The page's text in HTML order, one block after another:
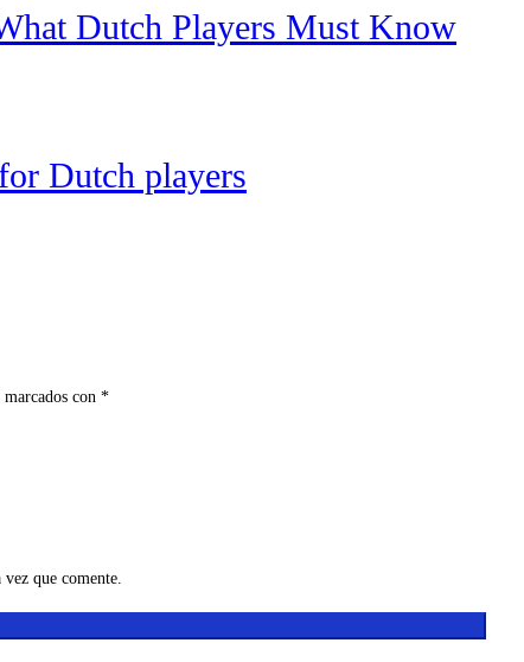
Dutch Players Must Know
Dutch players
con *
que comente.